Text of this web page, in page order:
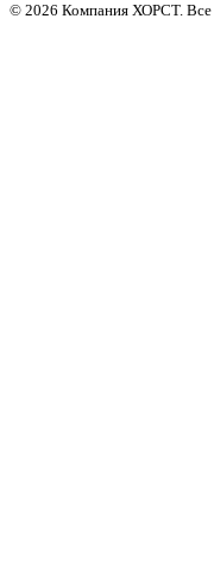
© 2026 Компания ХОРСТ. Все